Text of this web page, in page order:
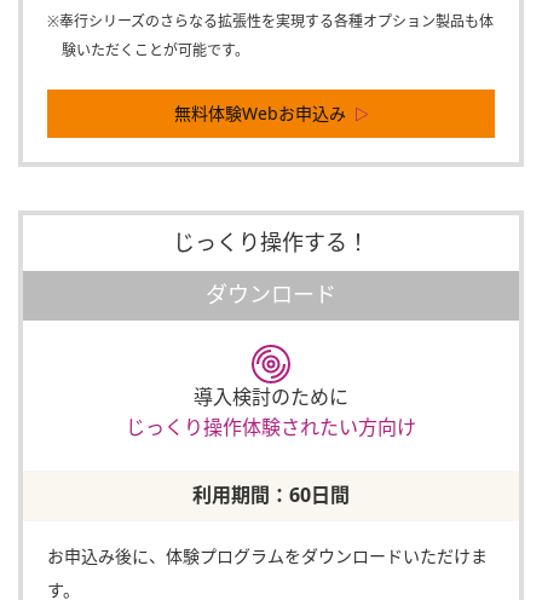
※奉行シリーズのさらなる拡張性を実現する各種オプション製品も体
験いただくことが可能です。
無料体験Webお申込み
じっくり操作する！
ダウンロード
導入検討のために
じっくり操作体験されたい方向け
利用期間：60日間
お申込み後に、体験プログラムをダウンロードいただけま
す。